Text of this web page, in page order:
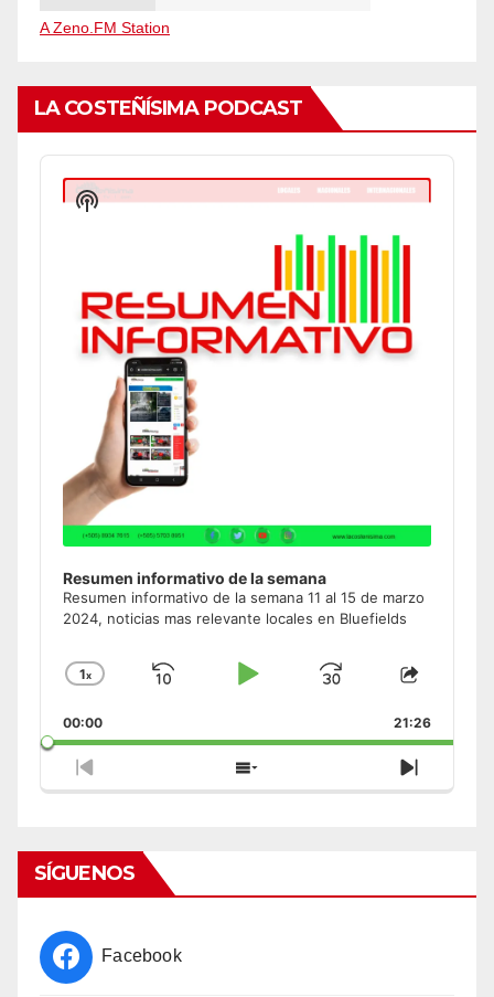
A Zeno.FM Station
LA COSTEÑÍSIMA PODCAST
Audio
Player
Resumen informativo de la semana
Resumen informativo de la semana 11 al 15 de marzo
2024, noticias mas relevante locales en Bluefields
Change
Rate
1x
Skip
Play
Jump
Forward
Share
Episode
00:00 21:26
Previous
Episode
Show
Episodes
Next
Episode
Show
SÍGUENOS
Facebook